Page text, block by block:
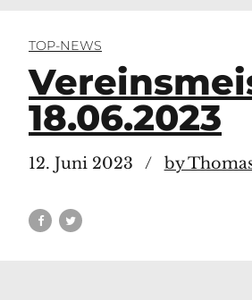
TOP-NEWS
18.06.2023
12. Juni 2023 by